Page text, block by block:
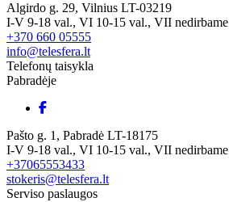
Algirdo g. 29, Vilnius LT-03219
I-V 9-18 val., VI 10-15 val., VII nedirbame
+370 660 05555
info@telesfera.lt
Telefonų taisykla
Pabradėje
Pašto g. 1, Pabradė LT-18175
I-V 9-18 val., VI 10-15 val., VII nedirbame
+37065553433
stokeris@telesfera.lt
Serviso paslaugos